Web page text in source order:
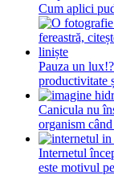
Cum aplici
Pauza un
productivitate
Canicula nu
organism
Internetul
este motivul